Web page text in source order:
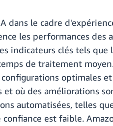
dans le cadre
les performances des
indicateurs clés tels que
de traitement
optimales et
où des améliorations
automatisées, telles
est faible.